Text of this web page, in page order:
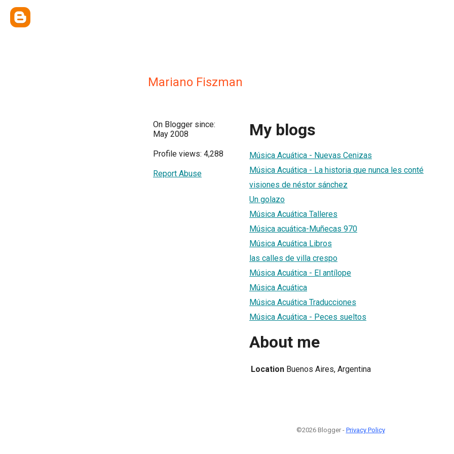
Mariano Fiszman
On Blogger since:
May 2008
Profile views: 4,288
Report Abuse
My blogs
Música Acuática - Nuevas Cenizas
Música Acuática - La historia que nunca les conté
visiones de néstor sánchez
Un golazo
Música Acuática Talleres
Música acuática-Muñecas 970
Música Acuática Libros
las calles de villa crespo
Música Acuática - El antílope
Música Acuática
Música Acuática Traducciones
Música Acuática - Peces sueltos
About me
Location Buenos Aires, Argentina
©2026 Blogger - Privacy Policy